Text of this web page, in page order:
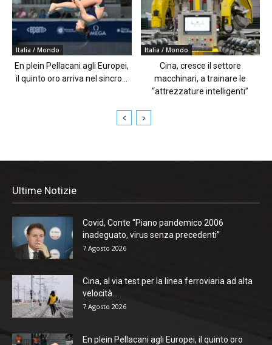
Italia / Mondo
En plein Pellacani agli Europei,
il quinto oro arriva nel sincro...
Italia / Mondo
Cina, cresce il settore
macchinari, a trainare le
“attrezzature intelligenti”
Ultime Notizie
Covid, Conte “Piano pandemico 2006
inadeguato, virus senza precedenti”
7 Agosto 2026
Cina, al via test per la linea ferroviaria ad alta
velocità...
7 Agosto 2026
En plein Pellacani agli Europei, il quinto oro